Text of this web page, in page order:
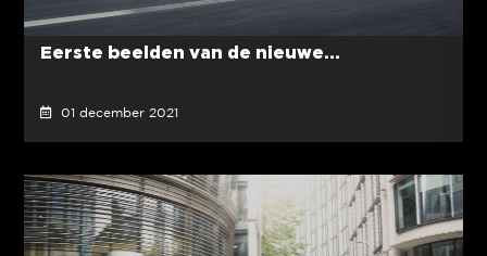
Eerste beelden van de nieuwe...
01 december 2021